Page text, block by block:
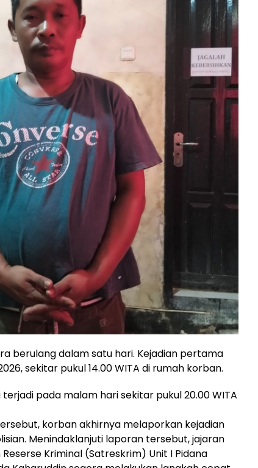
berulang dalam satu hari. Kejadian pertama
sekitar pukul 14.00 WITA di rumah korban.
pada malam hari sekitar pukul 20.00 WITA
korban akhirnya melaporkan kejadian
Menindaklanjuti laporan tersebut, jajaran
Kriminal (Satreskrim) Unit I Pidana